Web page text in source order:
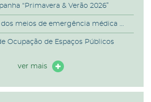
“Primavera & Verão 2026”
meios de emergência médica ...
Ocupação de Espaços Públicos
ver mais